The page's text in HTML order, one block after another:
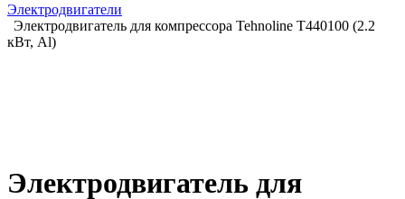
Электродвигатели
Электродвигатель для компрессора Tehnoline T440100 (2.2
кВт, Al)
Электродвигатель для